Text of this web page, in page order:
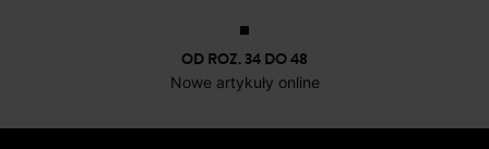
do 30 dni
Karta płatnicza, Apple Pay, Przelew internetowy, Paypal